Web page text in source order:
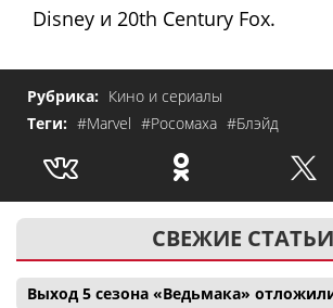
Disney и 20th Century Fox.
Рубрика: Кино и сериалы
Теги: #Marvel #Росомаха #Блэйд
СВЕЖИЕ СТАТЬИ
Выход 5 сезона «Ведьмака»